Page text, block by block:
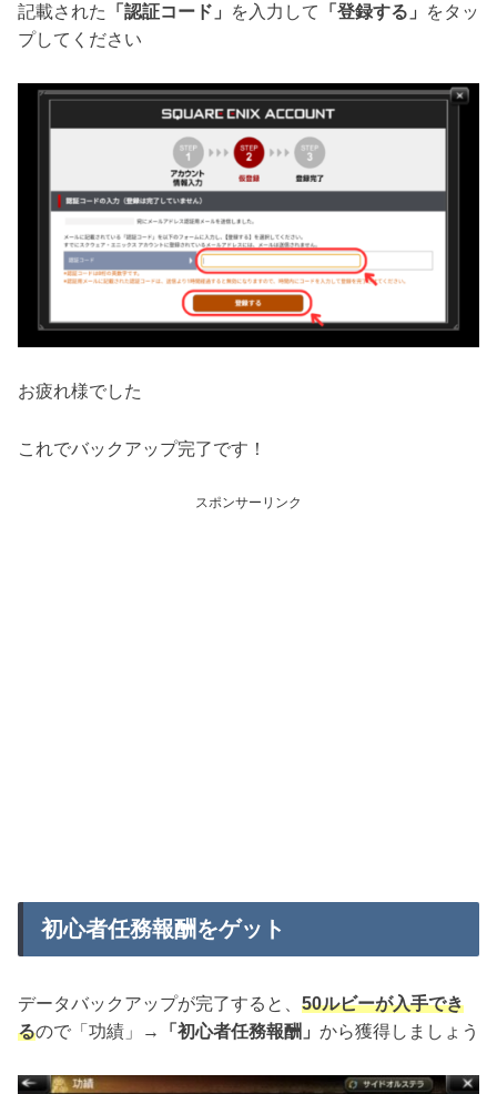
記載された 「認証コード」 を入力して 「登録する」
をタッ
プしてください
お疲れ様でした
これでバックアップ完了です！
スポンサーリンク
初心者任務報酬をゲット
データバックアップが完了すると、 50ルビーが入手でき
るので「功績」→ 「初心者任務報酬」 から獲得しましょう